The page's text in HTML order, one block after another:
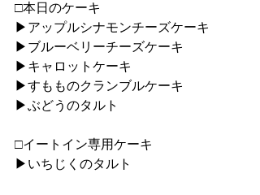
□本日のケーキ
▶︎アップルシナモンチーズケーキ
▶︎ブルーベリーチーズケーキ
▶︎キャロットケーキ
▶︎すもものクランブルケーキ
▶︎ぶどうのタルト
□イートイン専用ケーキ
▶︎いちじくのタルト